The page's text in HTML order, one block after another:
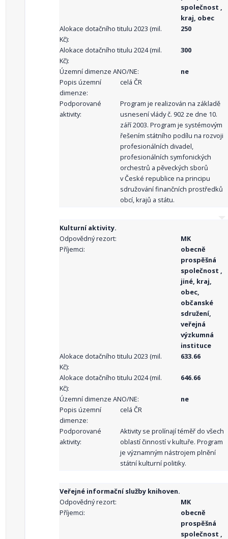
společnost ,
kraj, obec
Alokace dotačního titulu 2023 (mil.
Kč):
250
Alokace dotačního titulu 2024 (mil.
Kč):
300
Územní dimenze ANO/NE:
ne
Popis územní
dimenze:
celá ČR
Podporované
aktivity:
Program je realizován na základě
usnesení vlády č. 902 ze dne 10.
září 2003. Program je systémovým
řešením státního podílu na rozvoji
profesionálních divadel,
profesionálních symfonických
orchestrů a pěveckých sborů
v České republice na principu
sdružování finančních prostředků
obcí, krajů a státu.
Kulturní aktivity.
Odpovědný rezort:
MK
Příjemci:
obecně
prospěšná
společnost ,
jiné, kraj,
obec,
občanské
sdružení,
veřejná
výzkumná
instituce
Alokace dotačního titulu 2023 (mil.
Kč):
633.66
Alokace dotačního titulu 2024 (mil.
Kč):
646.66
Územní dimenze ANO/NE:
ne
Popis územní
dimenze:
celá ČR
Podporované
aktivity:
Aktivity se prolínají téměř do všech
oblastí činností v kultuře. Program
je významným nástrojem plnění
státní kulturní politiky.
Veřejné informační služby knihoven.
Odpovědný rezort:
MK
Příjemci:
obecně
prospěšná
společnost ,